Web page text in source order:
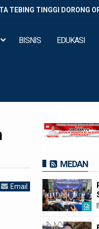
TEBING TINGGI DORONG
BISNIS EDUKASI
Email
MEDAN